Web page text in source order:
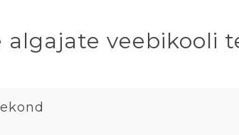
algajate veebikooli